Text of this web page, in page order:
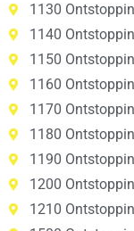
1130
1140
1150
1160
1170
1180
1190
1200
1210